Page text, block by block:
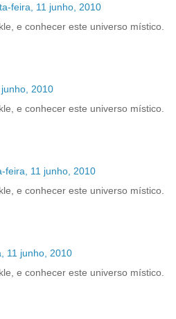
feira, 11 junho, 2010
e conhecer este universo místico.
2010
e conhecer este universo místico.
feira, 11 junho, 2010
e conhecer este universo místico.
11 junho, 2010
e conhecer este universo místico.